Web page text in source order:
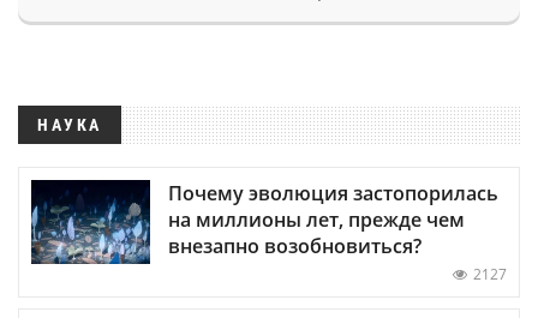
НАУКА
Почему эволюция застопорилась
на миллионы лет, прежде чем
внезапно возобновиться?
2127